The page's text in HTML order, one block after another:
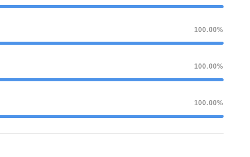
100.00%
100.00%
100.00%